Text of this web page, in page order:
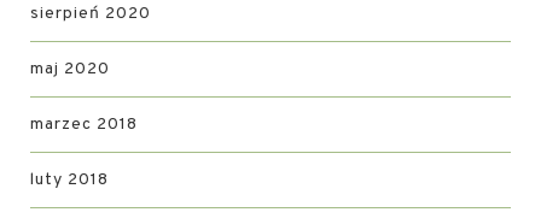
sierpień 2020
maj 2020
marzec 2018
luty 2018